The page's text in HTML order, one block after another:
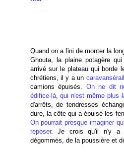
Quand on a fini de monter la
Ghouta, la plaine potagère
arrivé sur le plateau qui borde
chrétiens, il y a un caravansérail
camions épuisés. On ne dit
édifice-là, qui n'est même plus
d'arrêts, de tendresses
dure, la côte qui a épuisé les
On pourrait presque imaginer
reposer. Je crois qu'il n'y a
dégommés, de la poussière et